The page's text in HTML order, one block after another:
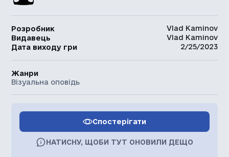
Розробник
Vlad Kaminov
Видавець
Vlad Kaminov
Дата виходу гри
2/25/2023
Жанри
Візуальна оповідь
Спостерігати
НАТИСНУ, ЩОБИ ТУТ ОНОВИЛИ ДЕЩО